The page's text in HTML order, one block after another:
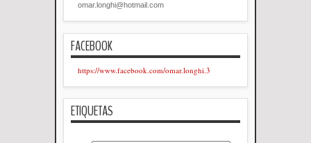
omar.longhi@hotmail.com
FACEBOOK
https://www.facebook.com/omar.longhi.3
ETIQUETAS